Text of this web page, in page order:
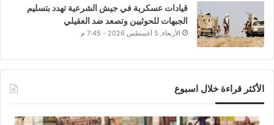
قيادات عسكرية في جيش الشرعية تهدد بتسليم
الجبهات للحوثيين وتصعد ضد العقيلي
الأربعاء, 5 أغسطس 2026 - 7:45 م
الأكثر قراءة خلال اسبوع